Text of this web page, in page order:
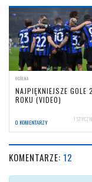
OGÓLNA
NAJPIĘKNIEJSZE GOLE
ROKU (VIDEO)
0 KOMENTARZY 1
KOMENTARZE: 12